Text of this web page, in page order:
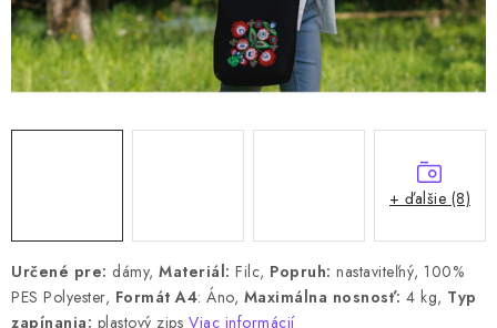
Určené pre: dámy, Materiál: Filc, Popruh: nastaviteľný, 100%
PES Polyester, Formát A4: Áno, Maximálna nosnosť: 4 kg, Typ
zapínania: plastový zips Viac informácií
+ ďalšie (8)